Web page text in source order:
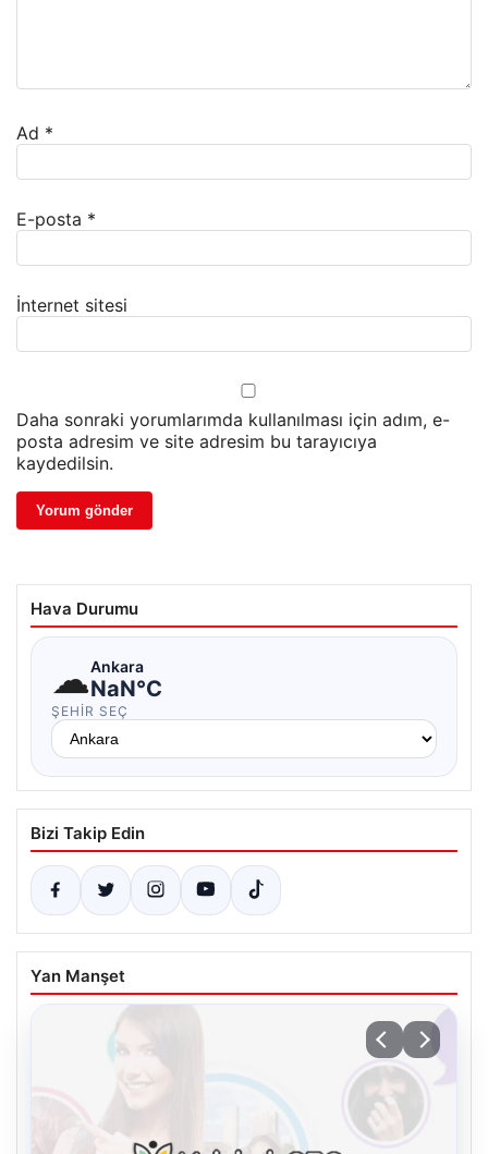
Ad *
E-posta *
İnternet sitesi
Daha sonraki yorumlarımda kullanılması için adım, e-
posta adresim ve site adresim bu tarayıcıya
kaydedilsin.
Hava Durumu
☁Ankara
NaN°C
ŞEHIR SEÇ
Bizi Takip Edin
Yan Manşet